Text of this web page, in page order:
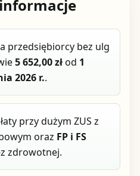
przedsiębiorcy bez ulg
5 652,00 złod 1
2026 r..
przy dużym ZUS z
oraz FP i FS
zdrowotnej.